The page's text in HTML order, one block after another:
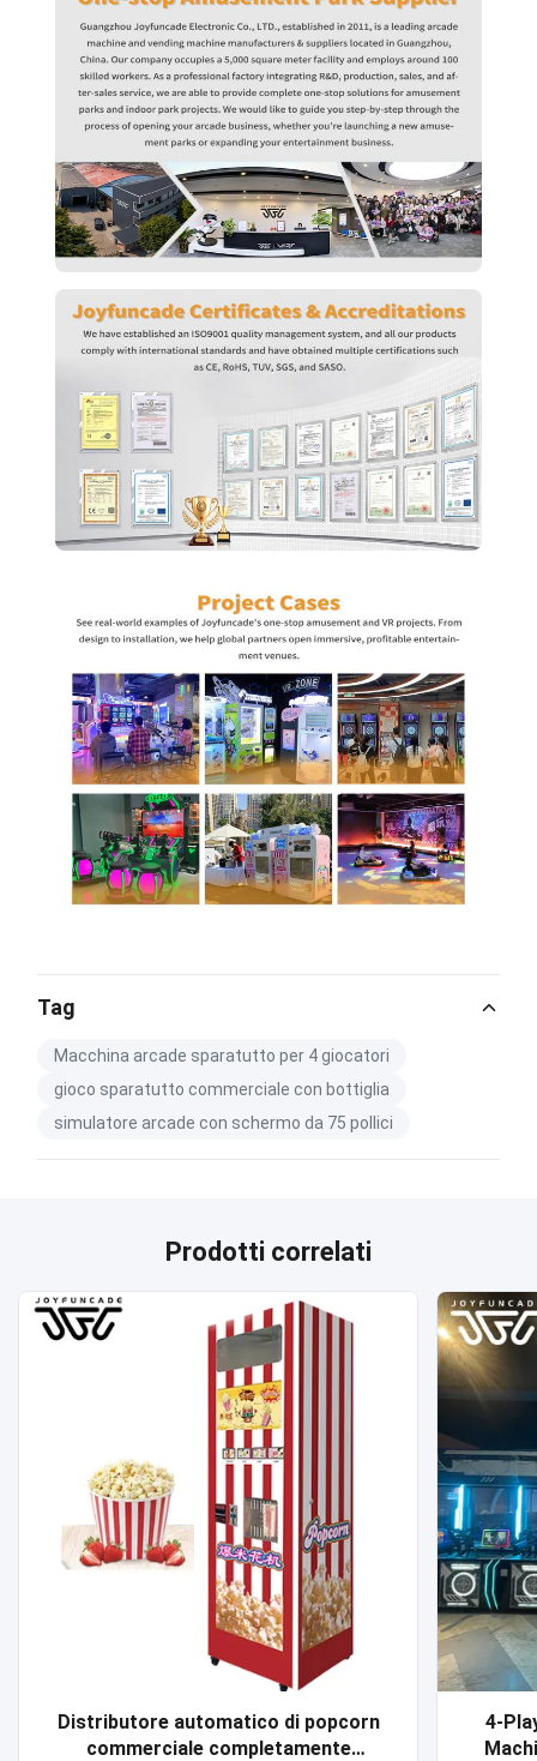
Tag
Macchina arcade sparatutto per 4 giocatori
gioco sparatutto commerciale con bottiglia
simulatore arcade con schermo da 75 pollici
Prodotti correlati
Distributore automatico di popcorn
commerciale completamente
4-